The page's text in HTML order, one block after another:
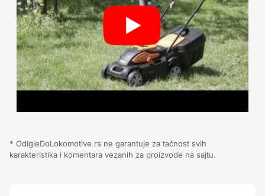
* OdIgleDoLokomotive.rs ne garantuje za tačnost svih
karakteristika i komentara vezanih za proizvode na sajtu.